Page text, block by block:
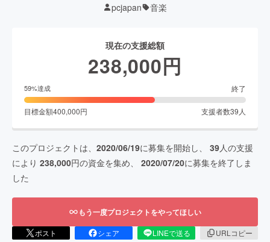
pcjapan 音楽
現在の支援総額
238,000円
59%達成 終了
目標金額400,000円 支援者数39 人
このプロジェクトは、 2020/06/19に募集を開始し、 39人の支援
により 238,000円の資金を集め、 2020/07/20に募集を終了しま
した
もう一度プロジェクトをやってほしい
ポスト シェア LINEで送る
URLコピー